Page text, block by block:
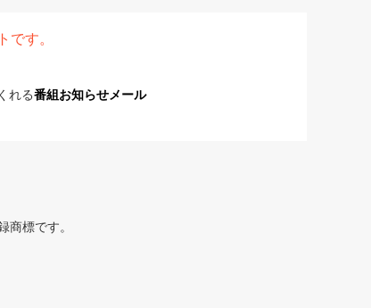
です。
れる番組お知らせメール
商標です。